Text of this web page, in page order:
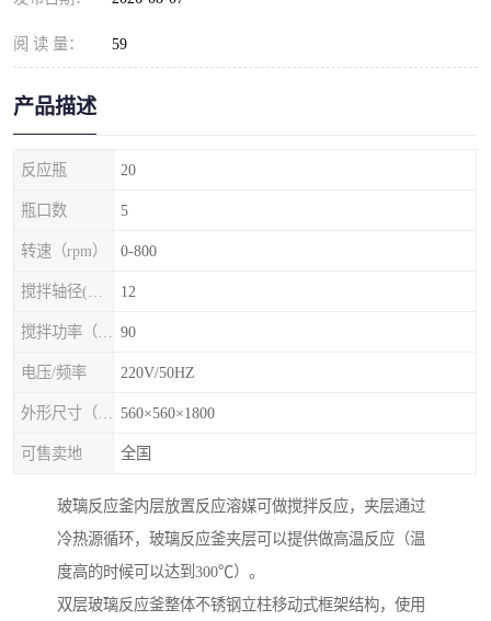
阅 读 量： 59
产品描述
反应瓶 20
瓶口数 5
转速（rpm） 0-800
12
90
电压/频率 220V/50HZ
560×560×1800
可售卖地 全国
玻璃反应釜内层放置反应溶媒可做搅拌反应，夹层通过
冷热源循环，玻璃反应釜夹层可以提供做高温反应（温
度高的时候可以达到300℃）。
双层玻璃反应釜整体不锈钢立柱移动式框架结构，使用